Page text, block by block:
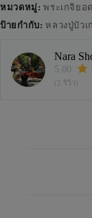
e
:
หมวดหมู่:พระเกจิย
ป้ายกำกับ:หลวงปู่บัวเ
Nara
5.00
(2 รีวิว)